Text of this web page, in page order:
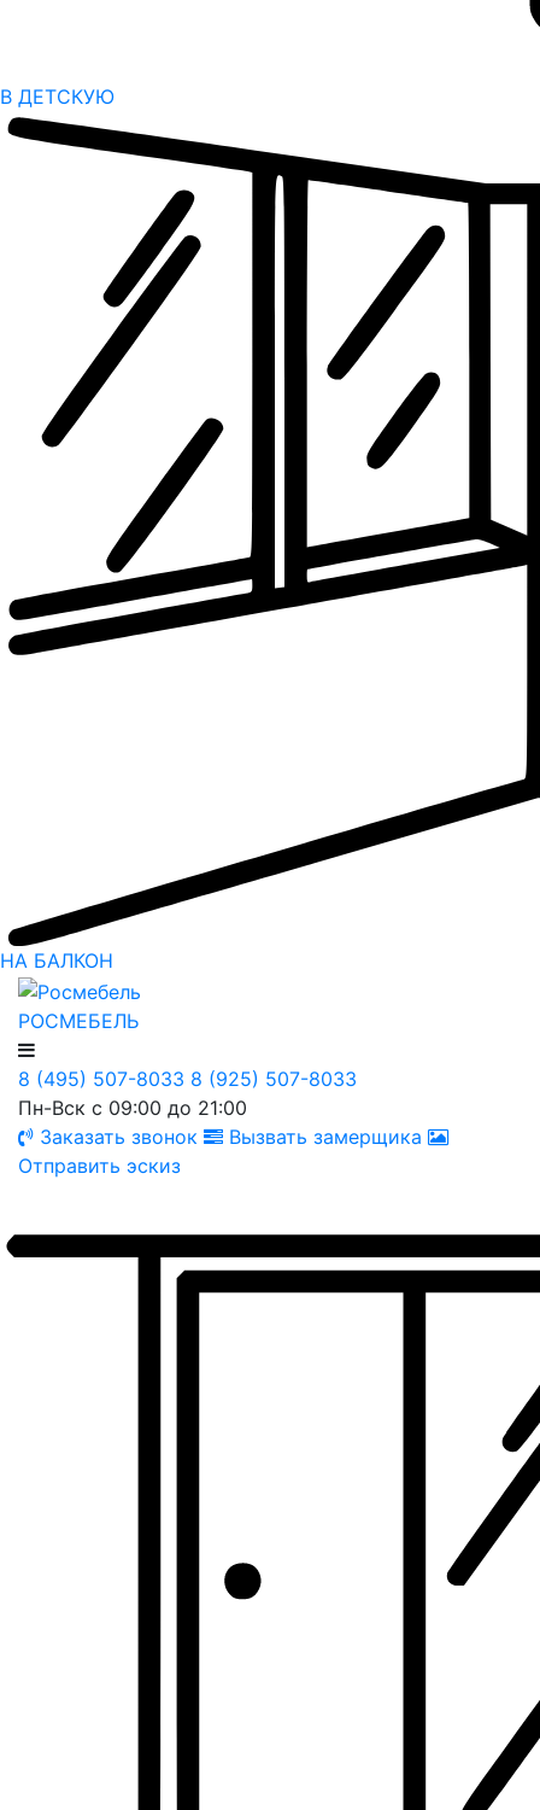
В ДЕТСКУЮ
НА БАЛКОН
РОСМЕБЕЛЬ
8 (495) 507-8033 8 (925) 507-8033
Пн-Вск с 09:00 до 21:00
Заказать звонок
Вызвать замерщика
Отправить эскиз